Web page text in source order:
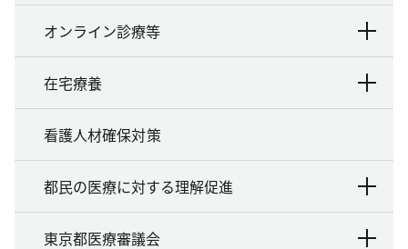
オンライン診療等
在宅療養
看護人材確保対策
都民の医療に対する理解促進
東京都医療審議会